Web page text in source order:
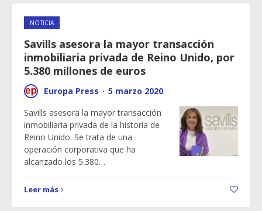
NOTICIA
Savills asesora la mayor transacción
inmobiliaria privada de Reino Unido, por
5.380 millones de euros
Europa Press · 5 marzo 2020
Savills asesora la mayor transacción
inmobiliaria privada de la historia de
Reino Unido. Se trata de una
operación corporativa que ha
alcanzado los 5.380…
Leer más